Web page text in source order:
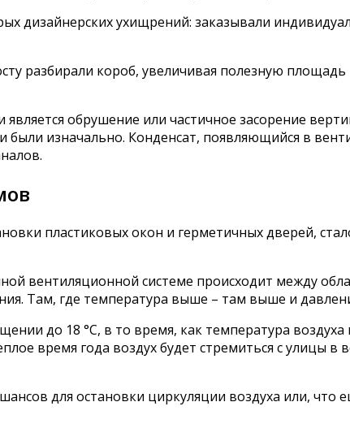
ухищрений: заказывали
разбирали короб, увеличивая полезную
обрушение или частичное засорение
изначально. Конденсат, появляющийся в
пластиковых окон и герметичных дверей,
вентиляционной системе происходит между
Там, где температура выше – там выше и
до 18 °С, в то время, как температура воздуха
время года воздух будет стремиться с улицы в
для остановки циркуляции воздуха или, что